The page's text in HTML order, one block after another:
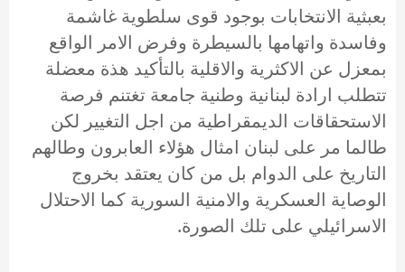
بعبثية الانتخابات بوجود قوى سلطوية غاشمة
وفاسدة واتهامها بالسيطرة وفرض الامر الواقع
بمعزل عن الاكثرية والاقلية بالتأكيد هذة معضلة
تتطلب ارادة لبنانية وطنية جامعة تغتنم فرصة
الاستحقاقات الديمقراطية من اجل التغيير لكن
طالما مر على لبنان امثال هؤلاء العابرون وطالهم
التاريخ على الدوام بل من كان يعتقد بخروج
الوصاية العسكرية والامنية السورية كما الاحتلال
الاسرائيلي على تلك الصورة.